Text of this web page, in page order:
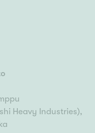
Heavy Industries),